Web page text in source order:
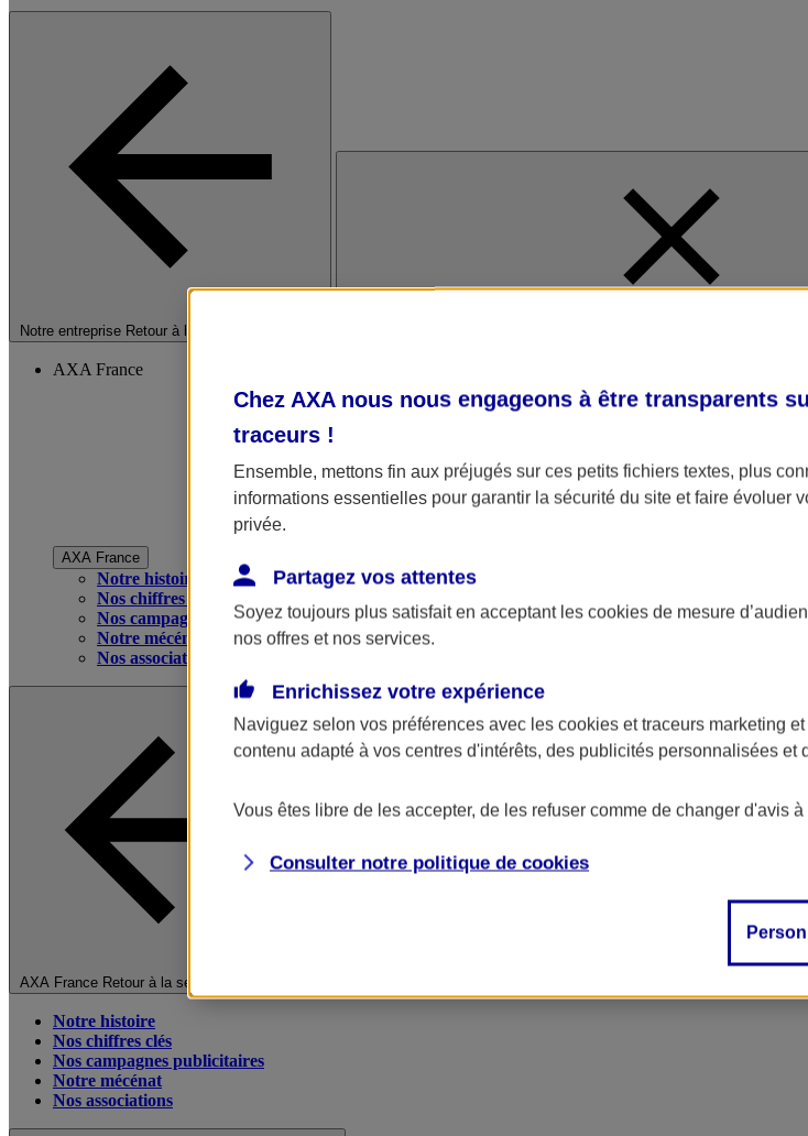
Notre entreprise Retour à la section précédente
AXA France
AXA France
Notre histoire
Nos chiffres clés
Nos campagnes publicitaires
Notre mécénat
Nos associations
AXA France Retour à la section précédente
Notre histoire
Nos chiffres clés
Nos campagnes publicitaires
Notre mécénat
Nos associations
Chez AXA nous nous engageons à être transparents
traceurs !
Ensemble, mettons fin aux préjugés sur ces petits fichiers textes, plus
informations essentielles pour garantir la sécurité du site et faire évoluer
privée.
Partagez vos attentes
Soyez toujours plus satisfait en acceptant les cookies de mesure
nos offres et nos services.
Enrichissez votre expérience
Naviguez selon vos préférences avec les cookies et traceurs marketing
contenu adapté à vos centres d'intérêts, des publicités personnalisées et
Vous êtes libre de les accepter, de les refuser comme de changer d'avis
Consulter notre politique de cookies